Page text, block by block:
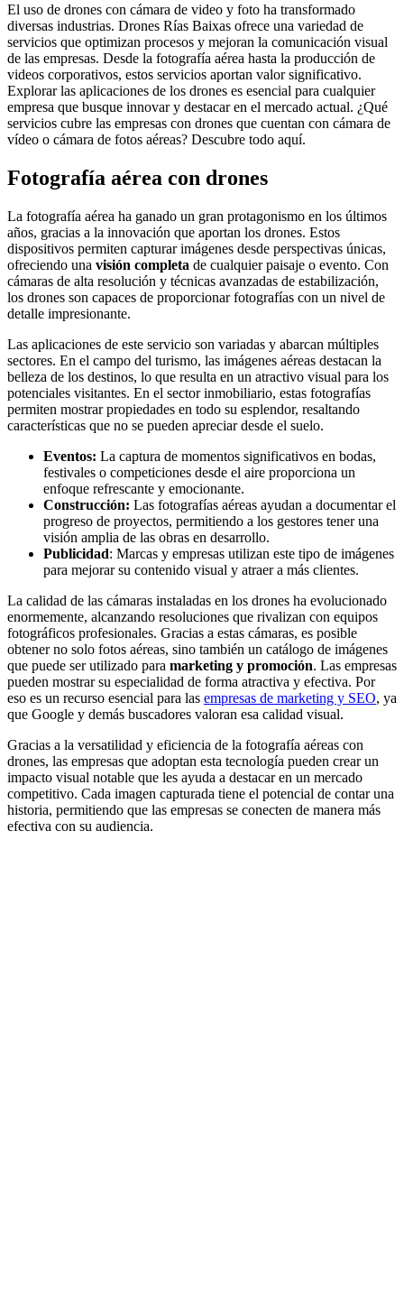
El uso de drones con cámara de video y foto ha transformado
diversas industrias. Drones Rías Baixas ofrece una variedad de
servicios que optimizan procesos y mejoran la comunicación visual
de las empresas. Desde la fotografía aérea hasta la producción de
videos corporativos, estos servicios aportan valor significativo.
Explorar las aplicaciones de los drones es esencial para cualquier
empresa que busque innovar y destacar en el mercado actual. ¿Qué
servicios cubre las empresas con drones que cuentan con cámara de
vídeo o cámara de fotos aéreas? Descubre todo aquí.
Fotografía aérea con drones
La fotografía aérea ha ganado un gran protagonismo en los últimos
años, gracias a la innovación que aportan los drones. Estos
dispositivos permiten capturar imágenes desde perspectivas únicas,
ofreciendo una visión completa de cualquier paisaje o evento. Con
cámaras de alta resolución y técnicas avanzadas de estabilización,
los drones son capaces de proporcionar fotografías con un nivel de
detalle impresionante.
Las aplicaciones de este servicio son variadas y abarcan múltiples
sectores. En el campo del turismo, las imágenes aéreas destacan la
belleza de los destinos, lo que resulta en un atractivo visual para los
potenciales visitantes. En el sector inmobiliario, estas fotografías
permiten mostrar propiedades en todo su esplendor, resaltando
características que no se pueden apreciar desde el suelo.
Eventos: La captura de momentos significativos en bodas,
festivales o competiciones desde el aire proporciona un
enfoque refrescante y emocionante.
Construcción: Las fotografías aéreas ayudan a documentar el
progreso de proyectos, permitiendo a los gestores tener una
visión amplia de las obras en desarrollo.
Publicidad: Marcas y empresas utilizan este tipo de imágenes
para mejorar su contenido visual y atraer a más clientes.
La calidad de las cámaras instaladas en los drones ha evolucionado
enormemente, alcanzando resoluciones que rivalizan con equipos
fotográficos profesionales. Gracias a estas cámaras, es posible
obtener no solo fotos aéreas, sino también un catálogo de imágenes
que puede ser utilizado para marketing y promoción. Las empresas
pueden mostrar su especialidad de forma atractiva y efectiva. Por
eso es un recurso esencial para las empresas de marketing y SEO, ya
que Google y demás buscadores valoran esa calidad visual.
Gracias a la versatilidad y eficiencia de la fotografía aéreas con
drones, las empresas que adoptan esta tecnología pueden crear un
impacto visual notable que les ayuda a destacar en un mercado
competitivo. Cada imagen capturada tiene el potencial de contar una
historia, permitiendo que las empresas se conecten de manera más
efectiva con su audiencia.